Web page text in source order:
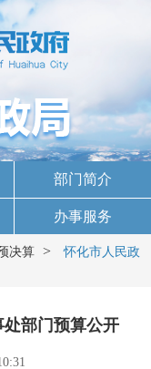
部门简介
办事服务
决算 >
怀化市人民政
处部门预算公开